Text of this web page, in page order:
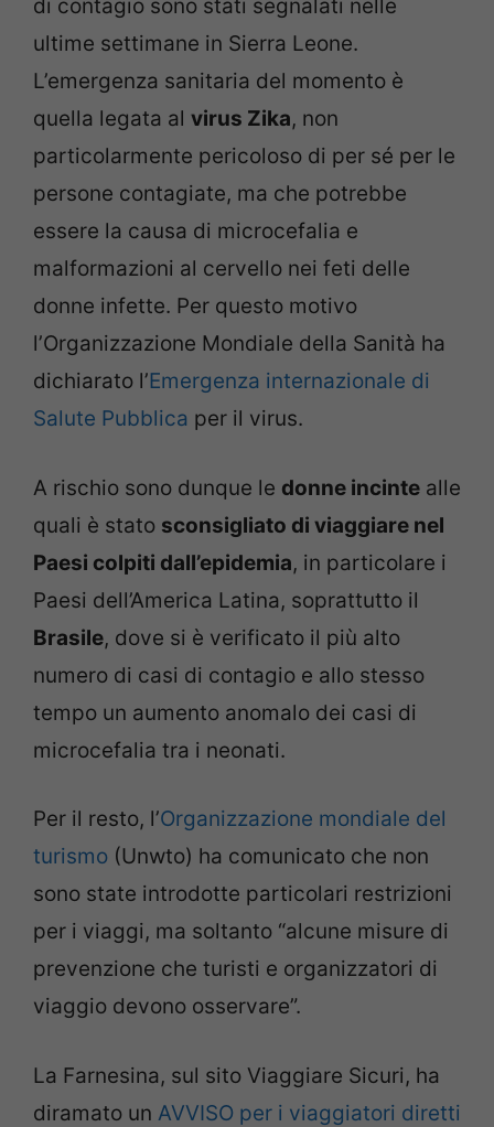
di contagio sono stati segnalati nelle
ultime settimane in Sierra Leone.
L’emergenza sanitaria del momento è
quella legata al virus Zika, non
particolarmente pericoloso di per sé per le
persone contagiate, ma che potrebbe
essere la causa di microcefalia e
malformazioni al cervello nei feti delle
donne infette. Per questo motivo
l’Organizzazione Mondiale della Sanità ha
dichiarato l’Emergenza internazionale di
Salute Pubblica per il virus.
A rischio sono dunque le donne incinte alle
quali è stato sconsigliato di viaggiare nel
Paesi colpiti dall’epidemia, in particolare i
Paesi dell’America Latina, soprattutto il
Brasile, dove si è verificato il più alto
numero di casi di contagio e allo stesso
tempo un aumento anomalo dei casi di
microcefalia tra i neonati.
Per il resto, l’Organizzazione mondiale del
turismo (Unwto) ha comunicato che non
sono state introdotte particolari restrizioni
per i viaggi, ma soltanto “alcune misure di
prevenzione che turisti e organizzatori di
viaggio devono osservare”.
La Farnesina, sul sito Viaggiare Sicuri, ha
diramato un AVVISO per i viaggiatori diretti